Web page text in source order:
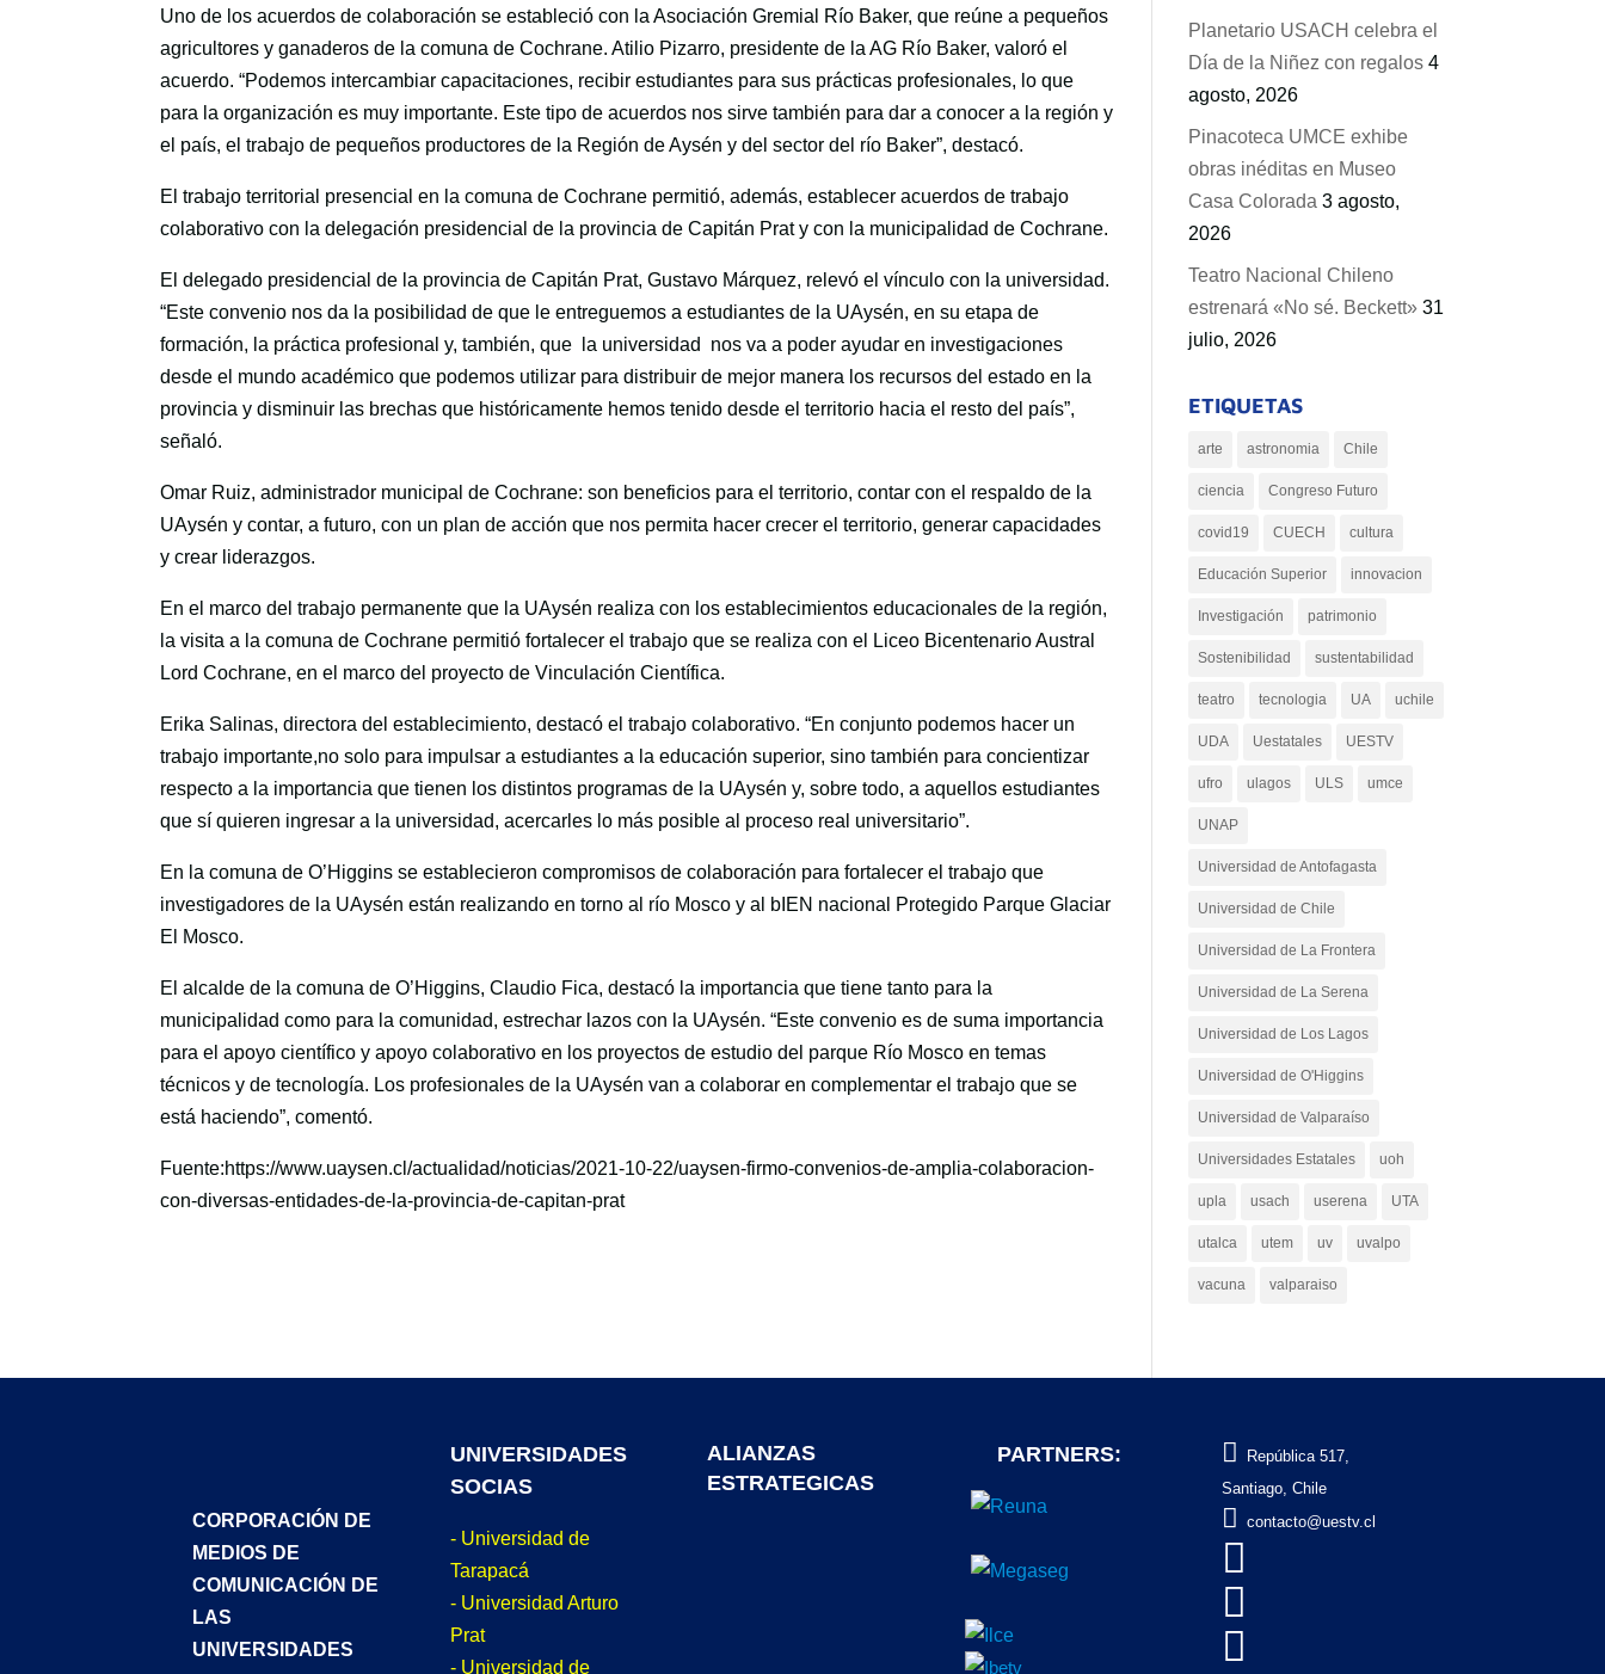
Uno de los acuerdos de colaboración se estableció con la Asociación Gremial Río Baker, que reúne a pequeños
agricultores y ganaderos de la comuna de Cochrane. Atilio Pizarro, presidente de la AG Río Baker, valoró el
acuerdo. “Podemos intercambiar capacitaciones, recibir estudiantes para sus prácticas profesionales, lo que
para la organización es muy importante. Este tipo de acuerdos nos sirve también para dar a conocer a la región y
el país, el trabajo de pequeños productores de la Región de Aysén y del sector del río Baker”, destacó.
El trabajo territorial presencial en la comuna de Cochrane permitió, además, establecer acuerdos de trabajo
colaborativo con la delegación presidencial de la provincia de Capitán Prat y con la municipalidad de Cochrane.
El delegado presidencial de la provincia de Capitán Prat, Gustavo Márquez, relevó el vínculo con la universidad.
“Este convenio nos da la posibilidad de que le entreguemos a estudiantes de la UAysén, en su etapa de
formación, la práctica profesional y, también, que la universidad nos va a poder ayudar en investigaciones
desde el mundo académico que podemos utilizar para distribuir de mejor manera los recursos del estado en la
provincia y disminuir las brechas que históricamente hemos tenido desde el territorio hacia el resto del país”,
señaló.
Omar Ruiz, administrador municipal de Cochrane: son beneficios para el territorio, contar con el respaldo de la
UAysén y contar, a futuro, con un plan de acción que nos permita hacer crecer el territorio, generar capacidades
y crear liderazgos.
En el marco del trabajo permanente que la UAysén realiza con los establecimientos educacionales de la región,
la visita a la comuna de Cochrane permitió fortalecer el trabajo que se realiza con el Liceo Bicentenario Austral
Lord Cochrane, en el marco del proyecto de Vinculación Científica.
Erika Salinas, directora del establecimiento, destacó el trabajo colaborativo. “En conjunto podemos hacer un
trabajo importante,no solo para impulsar a estudiantes a la educación superior, sino también para concientizar
respecto a la importancia que tienen los distintos programas de la UAysén y, sobre todo, a aquellos estudiantes
que sí quieren ingresar a la universidad, acercarles lo más posible al proceso real universitario”.
En la comuna de O’Higgins se establecieron compromisos de colaboración para fortalecer el trabajo que
investigadores de la UAysén están realizando en torno al río Mosco y al bIEN nacional Protegido Parque Glaciar
El Mosco.
El alcalde de la comuna de O’Higgins, Claudio Fica, destacó la importancia que tiene tanto para la
municipalidad como para la comunidad, estrechar lazos con la UAysén. “Este convenio es de suma importancia
para el apoyo científico y apoyo colaborativo en los proyectos de estudio del parque Río Mosco en temas
técnicos y de tecnología. Los profesionales de la UAysén van a colaborar en complementar el trabajo que se
está haciendo”, comentó.
Fuente:https://www.uaysen.cl/actualidad/noticias/2021-10-22/uaysen-firmo-convenios-de-amplia-colaboracion-
con-diversas-entidades-de-la-provincia-de-capitan-prat
Planetario USACH celebra el
Día de la Niñez con regalos 4
agosto, 2026
Pinacoteca UMCE exhibe
obras inéditas en Museo
Casa Colorada 3 agosto,
2026
Teatro Nacional Chileno
estrenará «No sé. Beckett» 31
julio, 2026
ETIQUETAS
arte astronomia Chile
ciencia Congreso Futuro
covid19 CUECH cultura
Educación Superior innovacion
Investigación patrimonio
Sostenibilidad sustentabilidad
teatro tecnologia UA uchile
UDA Uestatales UESTV
ufro ulagos ULS umce
UNAP
Universidad de Antofagasta
Universidad de Chile
Universidad de La Frontera
Universidad de La Serena
Universidad de Los Lagos
Universidad de O'Higgins
Universidad de Valparaíso
Universidades Estatales uoh
upla usach userena UTA
utalca utem uv uvalpo
vacuna valparaiso
CORPORACIÓN DE
MEDIOS DE
COMUNICACIÓN DE
LAS
UNIVERSIDADES
UNIVERSIDADES
SOCIAS
- Universidad de
Tarapacá
- Universidad Arturo
Prat
- Universidad de
ALIANZAS
ESTRATEGICAS
PARTNERS: 
República 517,
Santiago, Chile
 contacto@uestv.cl


